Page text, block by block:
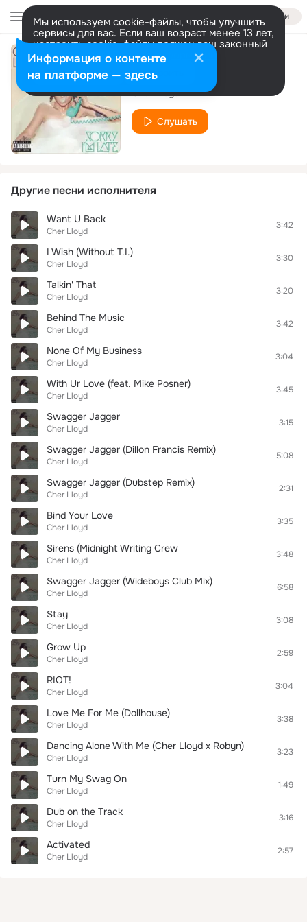
Войти
Мы используем cookie-файлы, чтобы улучшить
сервисы для вас. Если ваш возраст менее 13 лет,
настроить cookie-файлы должен ваш законный
представитель. Больше информации
Разрешить все Настроить
Oath
Cher Lloyd
Слушать
Другие песни исполнителя
Want U Back
Cher Lloyd
3:42
I Wish (Without T.I.)
Cher Lloyd
3:30
Talkin' That
Cher Lloyd
3:20
Behind The Music
Cher Lloyd
3:42
None Of My Business
Cher Lloyd
3:04
With Ur Love (feat. Mike Posner)
Cher Lloyd
3:45
Swagger Jagger
Cher Lloyd
3:15
Swagger Jagger (Dillon Francis Remix)
Cher Lloyd
5:08
Swagger Jagger (Dubstep Remix)
Cher Lloyd
2:31
Bind Your Love
Cher Lloyd
3:35
Sirens (Midnight Writing Crew
Cher Lloyd
3:48
Swagger Jagger (Wideboys Club Mix)
Cher Lloyd
6:58
Stay
Cher Lloyd
3:08
Grow Up
Cher Lloyd
2:59
RIOT!
Cher Lloyd
3:04
Love Me For Me (Dollhouse)
Cher Lloyd
3:38
Dancing Alone With Me (Cher Lloyd x Robyn)
Cher Lloyd
3:23
Turn My Swag On
Cher Lloyd
1:49
Dub on the Track
Cher Lloyd
3:16
Activated
Cher Lloyd
2:57
Информация о контенте
на платформе — здесь